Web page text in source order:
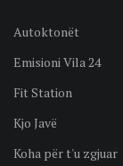
Autoktonët
Emisioni Vila 24
Fit Station
Kjo Javë
Koha për t'u zgjuar